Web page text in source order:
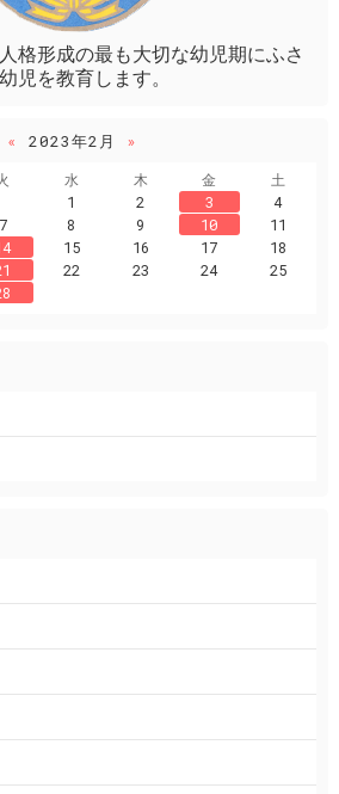
格形成の最も大切な幼児期にふさ
児を教育します。
« 2023年2月
»
水 木 金
土
1
2 3
4
7 8 9 10
11
15 16 17
18
22 23 24
25